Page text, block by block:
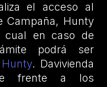
el acceso al
Campaña, Hunty
cual en caso de
podrá ser
. Davivienda
frente a los